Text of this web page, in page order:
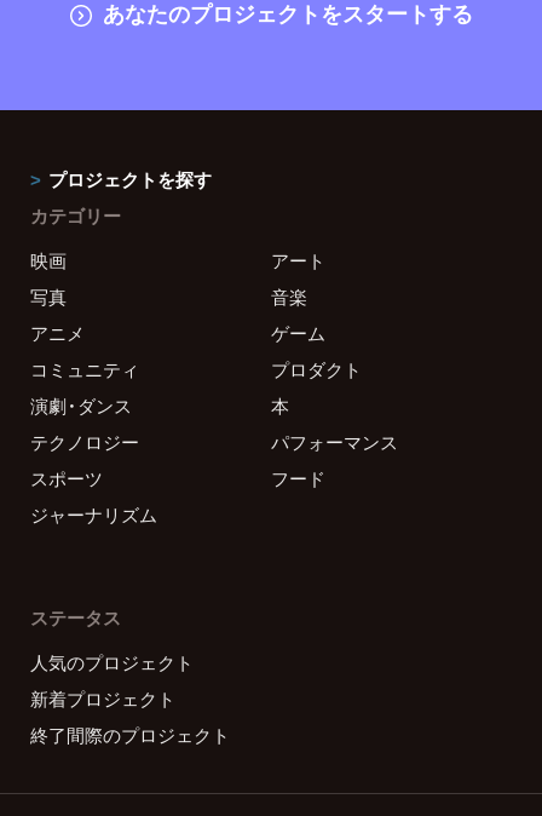
あなたのプロジェクトをスタートする
プロジェクトを探す
カテゴリー
映画
アート
写真
音楽
アニメ
ゲーム
コミュニティ
プロダクト
演劇・ダンス
本
テクノロジー
パフォーマンス
スポーツ
フード
ジャーナリズム
ステータス
人気のプロジェクト
新着プロジェクト
終了間際のプロジェクト